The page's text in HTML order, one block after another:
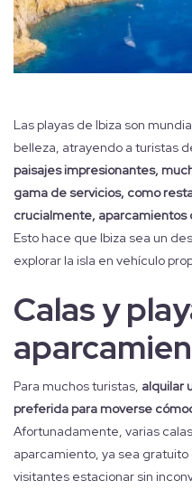
Las playas de Ibiza son
belleza, atrayendo a turistas
paisajes impresionantes,
gama de servicios, como
crucialmente, aparcamientos
Esto hace que Ibiza sea un
explorar la isla en vehículo
Calas y
Para muchos turistas, alquilar
preferida para moverse
Afortunadamente, varias
aparcamiento, ya sea
visitantes estacionar sin